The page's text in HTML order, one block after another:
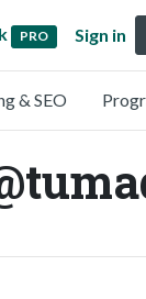
PRO Sign in
& SEO